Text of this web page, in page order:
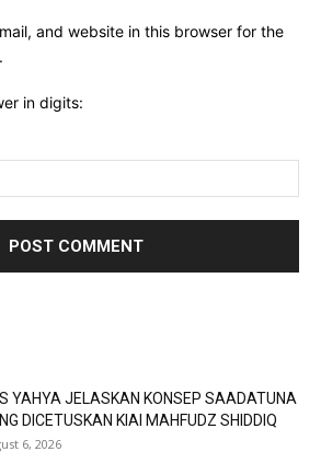
and website in this browser for the
in digits:
YAHYA JELASKAN KONSEP SAADATUNA
DICETUSKAN KIAI MAHFUDZ SHIDDIQ
6, 2026